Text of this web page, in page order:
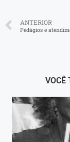
ANTERIOR
VOCÊ